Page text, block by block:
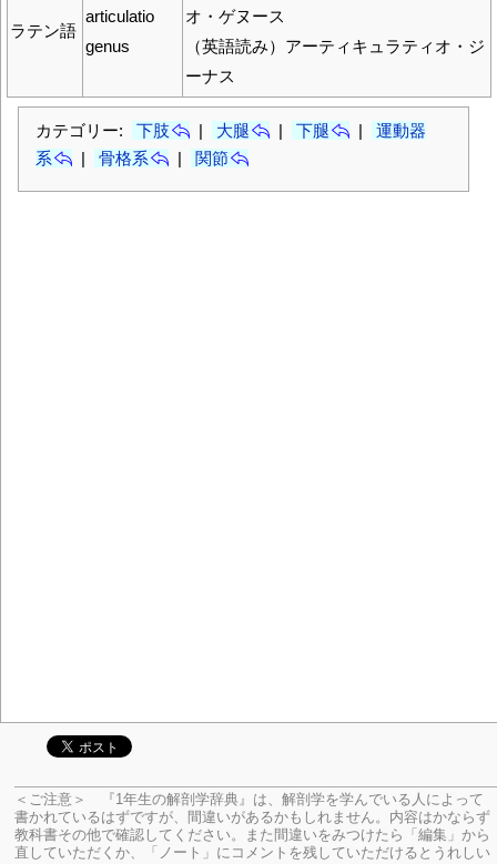
ラテン語
articulatio
genus
オ・ゲヌース
（英語読み）アーティキュラティオ・ジ
ーナス
カテゴリー: 下肢 | 大腿 | 下腿 |
運動器
系
| 骨格系 | 関節
＜ご注意＞ 『1年生の解剖学辞典』は、解剖学を学んでいる人によって
書かれているはずですが、間違いがあるかもしれません。内容はかならず
教科書その他で確認してください。
また間違いをみつけたら「編集」から
直していただくか、「ノート」にコメントを残していただけるとうれしい